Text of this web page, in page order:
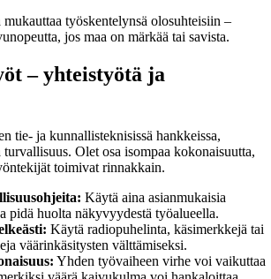
työskentelynsä olosuhteisiin –
jos maa on märkää tai savista.
– yhteistyötä ja
tie- ja kunnallisteknisissä hankkeissa,
Olet osa isompaa kokonaisuutta,
toimivat rinnakkain.
Käytä aina asianmukaisia
pidä huolta näkyvyydestä työalueella.
Käytä radiopuhelinta, käsimerkkejä tai
väärinkäsitysten välttämiseksi.
Yhden työvaiheen virhe voi vaikuttaa